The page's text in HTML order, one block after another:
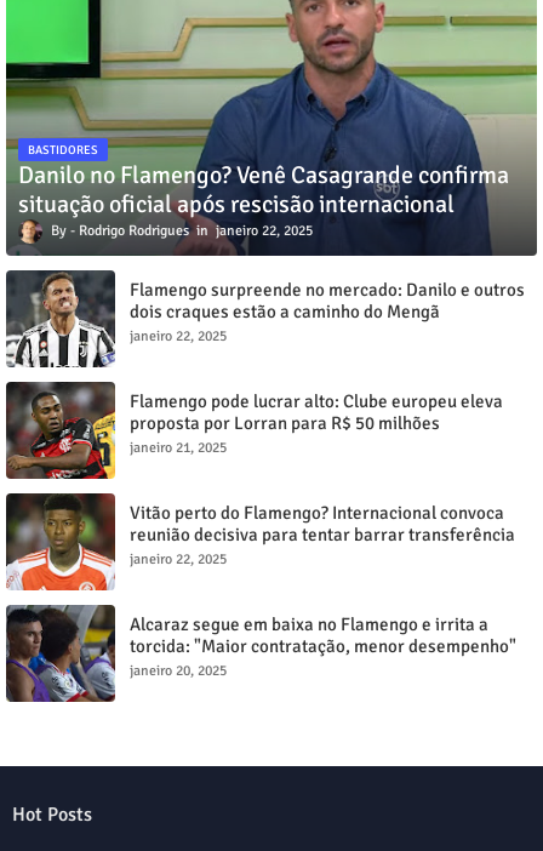
BASTIDORES
Danilo no Flamengo? Venê Casagrande confirma
situação oficial após rescisão internacional
Rodrigo Rodrigues janeiro 22, 2025
Flamengo surpreende no mercado: Danilo e outros
dois craques estão a caminho do Mengã
janeiro 22, 2025
Flamengo pode lucrar alto: Clube europeu eleva
proposta por Lorran para R$ 50 milhões
janeiro 21, 2025
Vitão perto do Flamengo? Internacional convoca
reunião decisiva para tentar barrar transferência
milionária
janeiro 22, 2025
Alcaraz segue em baixa no Flamengo e irrita a
torcida: "Maior contratação, menor desempenho"
janeiro 20, 2025
Hot Posts